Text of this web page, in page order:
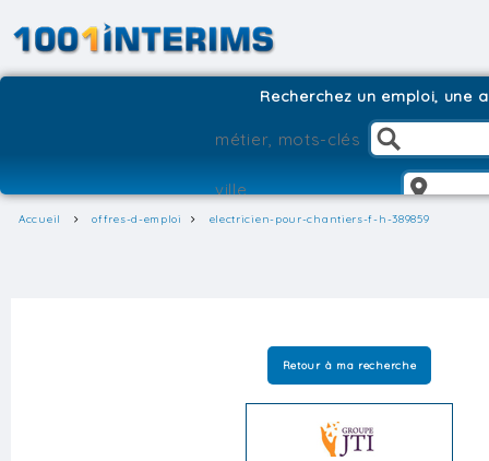
Recherchez un emploi, une
Accueil offres-d-emploi electricien-pour-chantiers-f-h-389859
Retour à ma recherche